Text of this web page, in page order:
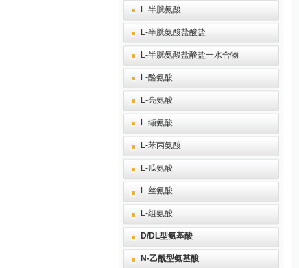
L-半胱氨酸
L-半胱氨酸盐酸盐
L-半胱氨酸盐酸盐一水合物
L-酪氨酸
L-亮氨酸
L-缬氨酸
L-苯丙氨酸
L-瓜氨酸
L-丝氨酸
L-组氨酸
D/DL型氨基酸
N-乙酰型氨基酸